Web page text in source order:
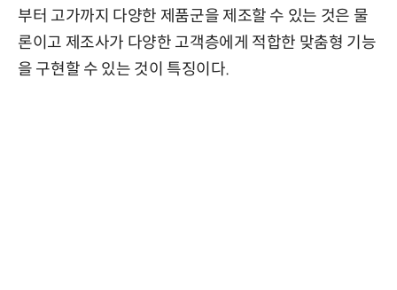
부터 고가까지 다양한 제품군을 제조할 수 있는 것은 물
론이고 제조사가 다양한 고객층에게 적합한 맞춤형 기능
을 구현할 수 있는 것이 특징이다.